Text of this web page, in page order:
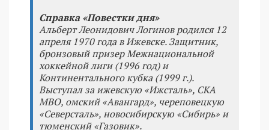
Справка «Повестки дня»
Альберт Леонидович Логинов родился 12
апреля 1970 года в Ижевске. Защитник,
бронзовый призер Межнациональной
хоккейной лиги (1996 год) и
Континентального кубка (1999 г.).
Выступал за ижевскую «Ижсталь», СКА
МВО, омский «Авангард», череповецкую
«Северсталь», новосибирскую «Сибирь» и
тюменский «Газовик».